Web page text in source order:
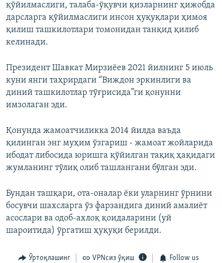
қўйилмаслиги, талаба-ўқувчи қизларнинг ҳижобда
дарсларга қўйилмаслиги инсон ҳуқуқлари ҳимоя
қилиш ташкилотлари томонидан танқид қилиб
келинади.
Президент Шавкат Мирзиёев 2021 йилнинг 5 июль
куни янги таҳрирдаги “Виждон эркинлиги ва
диний ташкилотлар тўғрисида”ги қонунни
имзолаган эди.
Қонунда жамоатчиликка 2014 йилда ваъда
қилинган энг муҳим ўзгариш - жамоат жойларида
ибодат либосида юришга қўйилган тақиқ ҳақидаги
жумланинг тўлиқ олиб ташлангани бўлган эди.
Бундан ташқари, ота-оналар ёки уларнинг ўрнини
босувчи шахсларга ўз фарзандига диний амалиёт
асослари ва одоб-ахлоқ қоидаларини (уй
шароитида) ўргатиш ҳуқуқи берилди.
Ўртоқлашинг VPNсиз ўқиш Follow us